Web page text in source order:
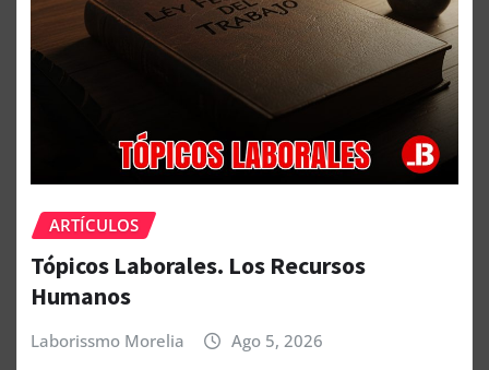
ARTÍCULOS
Tópicos Laborales. Los Recursos
Humanos
Laborissmo Morelia Ago 5, 2026